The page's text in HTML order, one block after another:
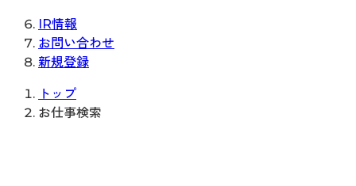
IR情報
お問い合わせ
新規登録
トップ
お仕事検索